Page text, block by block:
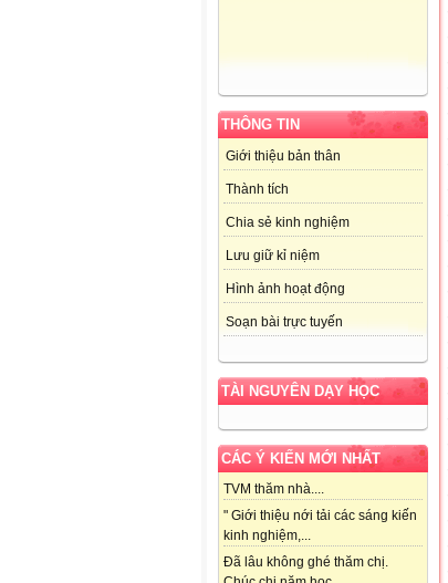
THÔNG TIN
Giới thiệu bản thân
Thành tích
Chia sẻ kinh nghiệm
Lưu giữ kỉ niệm
Hình ảnh hoạt động
Soạn bài trực tuyến
TÀI NGUYÊN DẠY HỌC
CÁC Ý KIẾN MỚI NHẤT
TVM thăm nhà....
" Giới thiệu nới tải các sáng kiến
kinh nghiệm,...
Đã lâu không ghé thăm chị.